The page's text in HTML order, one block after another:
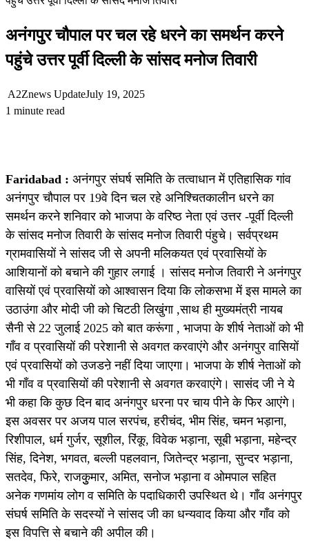
अनंगपुर चौपाल पर चल रहे धरने का समर्थन करने
पहुंचे उत्तर पूर्वी दिल्ली के सांसद मनोज तिवारी
A2Znews UpdateJuly 19, 2025
1 minute read
Faridabad : अनंगपुर संघर्ष समिति के तत्वाधान में एतिहासिक गांव
अनंगपुर चौपाल पर 19वे दिन चल रहे अनिश्चितकालीन धरने का
समर्थन करने शनिवार को भाजपा के वरिष्ठ नेता एवं उत्तर -पूर्वी दिल्ली
के सांसद मनोज तिवारी के सांसद मनोज तिवारी पंहुचे। सर्वप्रथम
ग्रामवासियों ने सांसद जी से अपनी मलिकयत एवं प्रवासियों के
आशियानों को बचाने की गुहार लगाई । सांसद मनोज तिवारी ने अनंगपुर
वासियों एवं प्रवासियों को आश्वासन दिया कि लोकसभा में इस मामले का
उठाउंगा और मोदी जी को चिटठी लिखुंगा ,साथ ही मुख्यमंत्री नायब
सैनी से 22 जुलाई 2025 को बात करूंगा , भाजपा के शीर्ष नेताओं को भी
गाँव व प्रवासियों की परेशानी से अवगत करवाएंगे और अनंगपुर वासियों
एवं प्रवासियों को उजडऩे नहीं दिया जाएगा। भाजपा के शीर्ष नेताओं को
भी गाँव व प्रवासियों की परेशानी से अवगत करवाएंगे। सासंद जी ने ये
भी कहा कि कुछ दिन बाद अनंगपुर धरना पर चाय पीने के फिर आएंगे।
इस अवसर पर अजय पाल सरपंच, हरीचंद, भीम सिंह, चमन भड़ाना,
रिशीपाल, धर्म गुर्जर, सूशील, रिंकू, विवेक भड़ाना, सूबी भड़ाना, महेन्द्र
सिंह, दिनेश, भगवत, बल्ली पहलवान, जितेन्द्र भड़ाना, सुन्दर भड़ाना,
सतदेव, फिरे, राजकुुमार, अमित, सनोज भड़ाना व ओमपाल सहित
अनेक गणमांय लोग व समिति के पदाधिकारी उपस्थित थे। गाँव अनंगपुर
संघर्ष समिति के सदस्यों ने सांसद जी का धन्यवाद किया और गाँव को
इस विपत्ति से बचाने की अपील की।